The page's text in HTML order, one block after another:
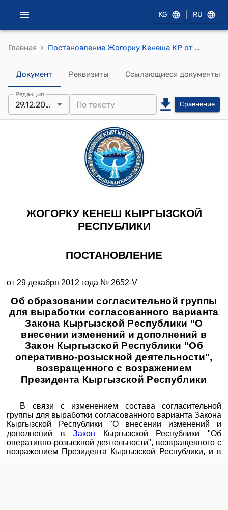
KG RU
Главная › Постановление Жогорку Кенеша КР от 29 декабря 2012 года № 2652-V "Об образовании согласительной группы для выработки согласованного варианта Закона Кыргызской Республики "О внесении изменений и дополнений в Закон Кыргызской Республики "Об оперативно-розыскной деятельности", возвращенного с возражением Президента Кыргызской Республики"
Документ Реквизиты Ссылающиеся документы
Редакция
29.12.2012 Сравнение